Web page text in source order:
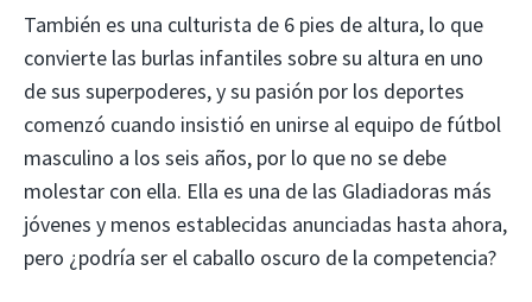
También es una culturista de 6 pies de altura, lo que
convierte las burlas infantiles sobre su altura en uno
de sus superpoderes, y su pasión por los deportes
comenzó cuando insistió en unirse al equipo de fútbol
masculino a los seis años, por lo que no se debe
molestar con ella. Ella es una de las Gladiadoras más
jóvenes y menos establecidas anunciadas hasta ahora,
pero ¿podría ser el caballo oscuro de la competencia?